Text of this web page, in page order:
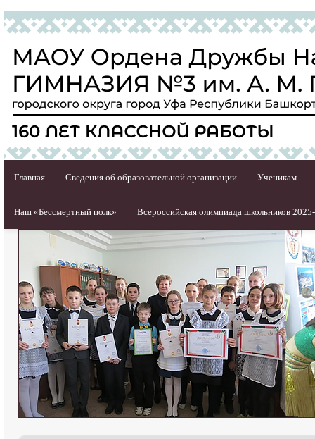
Главная Сведения об образовательной организации Ученикам
Наш «Бессмертный полк» Всероссийская олимпиада школьников